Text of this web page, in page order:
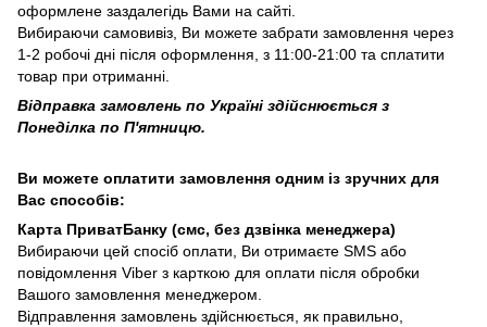
оформлене заздалегідь Вами на сайті.
Вибираючи самовивіз, Ви можете забрати замовлення через
1-2 робочі дні після оформлення, з 11:00-21:00 та сплатити
товар при отриманні.
Відправка замовлень по Україні здійснюється з
Понеділка по П'ятницю.
Ви можете оплатити замовлення одним із зручних для
Вас способів:
Карта ПриватБанку (смс, без дзвінка менеджера)
Вибираючи цей спосіб оплати, Ви отримаєте SMS або
повідомлення Viber з карткою для оплати після обробки
Вашого замовлення менеджером.
Відправлення замовлень здійснюється, як правильно,